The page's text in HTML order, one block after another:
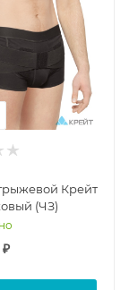
Крейт
(ЧЗ)